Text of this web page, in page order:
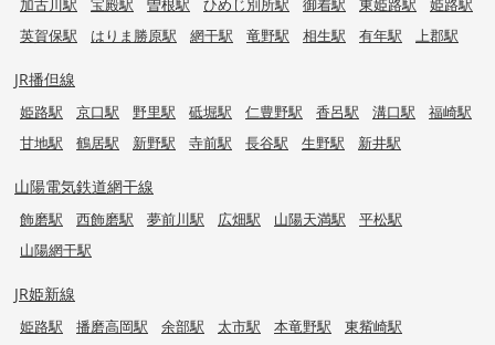
英賀保駅
はりま勝原駅 網干駅 竜野駅 相生駅 有年駅 上郡駅
JR播但線
姫路駅 京口駅 野里駅 砥堀駅 仁豊野駅 香呂駅 溝口駅
福崎駅
甘地駅
鶴居駅 新野駅 寺前駅 長谷駅 生野駅 新井駅
山陽電気鉄道網干線
飾磨駅 西飾磨駅 夢前川駅 広畑駅 山陽天満駅
平松駅
山陽網干駅
JR姫新線
姫路駅 播磨高岡駅 余部駅 太市駅 本竜野駅
東觜崎駅